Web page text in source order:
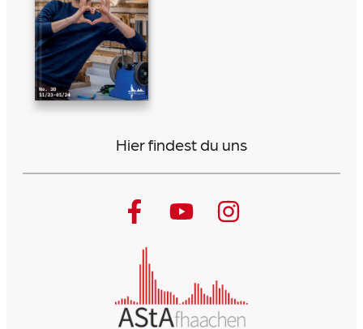
Hier findest du uns